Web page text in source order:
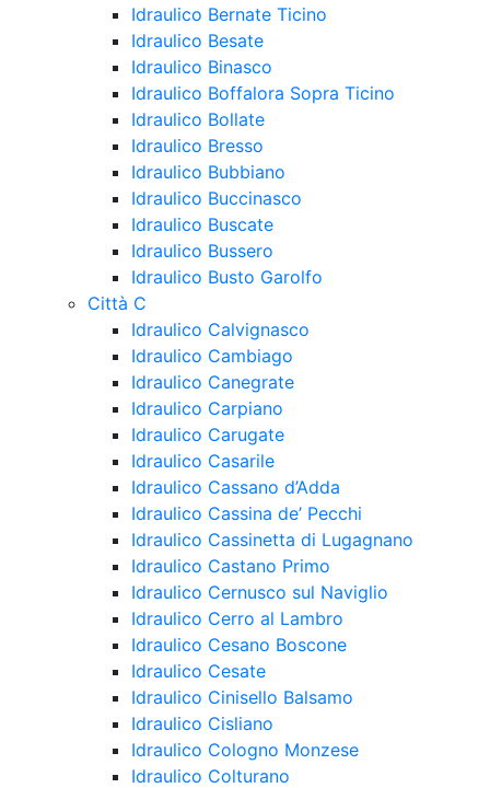
Idraulico Bernate Ticino
Idraulico Besate
Idraulico Binasco
Idraulico Boffalora Sopra Ticino
Idraulico Bollate
Idraulico Bresso
Idraulico Bubbiano
Idraulico Buccinasco
Idraulico Buscate
Idraulico Bussero
Idraulico Busto Garolfo
Città C
Idraulico Calvignasco
Idraulico Cambiago
Idraulico Canegrate
Idraulico Carpiano
Idraulico Carugate
Idraulico Casarile
Idraulico Cassano d’Adda
Idraulico Cassina de’ Pecchi
Idraulico Cassinetta di Lugagnano
Idraulico Castano Primo
Idraulico Cernusco sul Naviglio
Idraulico Cerro al Lambro
Idraulico Cesano Boscone
Idraulico Cesate
Idraulico Cinisello Balsamo
Idraulico Cisliano
Idraulico Cologno Monzese
Idraulico Colturano